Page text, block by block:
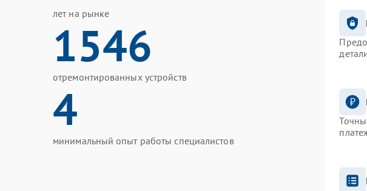
лет на рынке
1546
отремонтированных устройств
4
минимальный опыт работы специалистов